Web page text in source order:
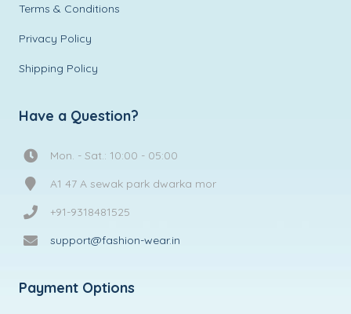
Terms & Conditions
Privacy Policy
Shipping Policy
Have a Question?
Mon. - Sat.: 10:00 - 05:00
A1 47 A sewak park dwarka mor
+91-9318481525
support@fashion-wear.in
Payment Options